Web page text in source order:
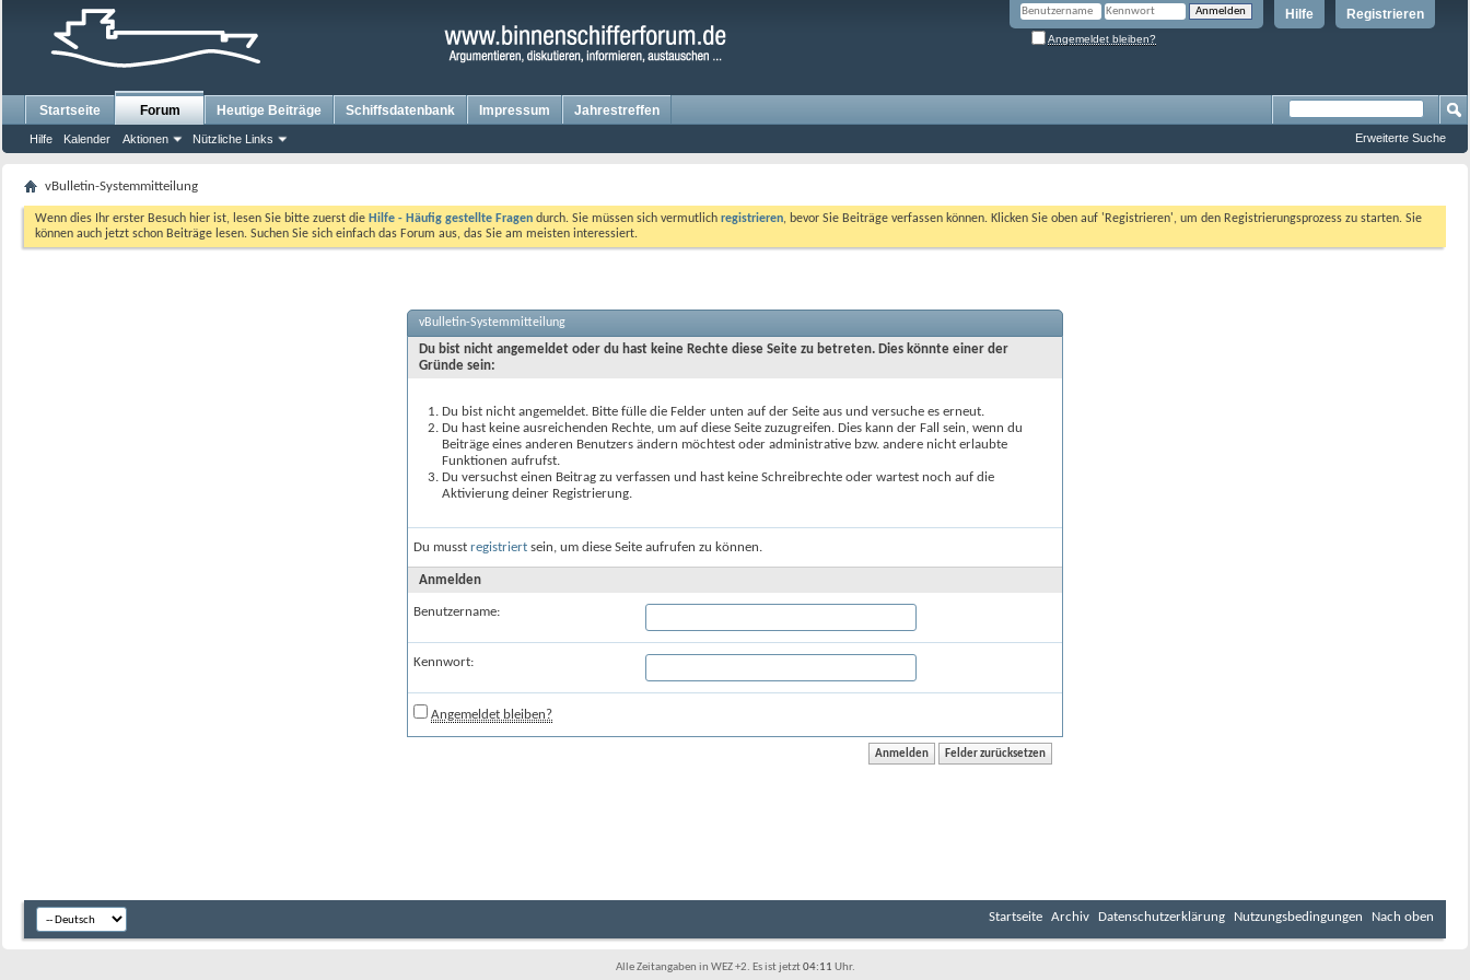
Registrieren
Hilfe
Angemeldet bleiben?
Startseite Forum
Hilfe Kalender Aktionen Nützliche Links
Heutige Beiträge Schiffsdatenbank Impressum Jahrestreffen
Erweiterte Suche
vBulletin-Systemmitteilung
Wenn dies Ihr erster Besuch hier ist, lesen Sie bitte zuerst die Hilfe - Häufig gestellte Fragen durch. Sie müssen sich vermutlich registrieren, bevor Sie Beiträge verfassen können. Klicken Sie oben auf 'Registrieren', um den Registrierungsprozess zu starten. Sie
können auch jetzt schon Beiträge lesen. Suchen Sie sich einfach das Forum aus, das Sie am meisten interessiert.
vBulletin-Systemmitteilung
Du bist nicht angemeldet oder du hast keine Rechte diese Seite zu betreten. Dies könnte einer der
Gründe sein:
Du bist nicht angemeldet. Bitte fülle die Felder unten auf der Seite aus und versuche es erneut.
Du hast keine ausreichenden Rechte, um auf diese Seite zuzugreifen. Dies kann der Fall sein, wenn du
Beiträge eines anderen Benutzers ändern möchtest oder administrative bzw. andere nicht erlaubte
Funktionen aufrufst.
Du versuchst einen Beitrag zu verfassen und hast keine Schreibrechte oder wartest noch auf die
Aktivierung deiner Registrierung.
Du musst registriert sein, um diese Seite aufrufen zu können.
Anmelden
Benutzername:
Kennwort:
Angemeldet bleiben?
Startseite Archiv Datenschutzerklärung Nutzungsbedingungen Nach oben
Alle Zeitangaben in WEZ +2. Es ist jetzt04:11 Uhr.